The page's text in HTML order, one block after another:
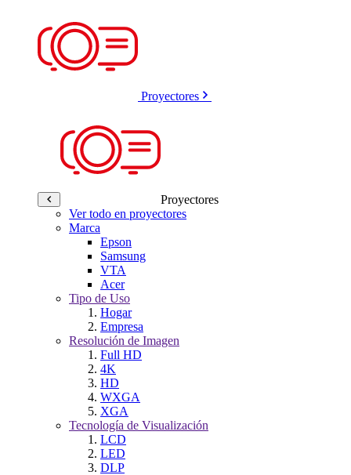
Proyectores
Proyectores
Ver todo en proyectores
Marca
Epson
Samsung
VTA
Acer
Tipo de Uso
Hogar
Empresa
Resolución de Imagen
Full HD
4K
HD
WXGA
XGA
Tecnología de Visualización
LCD
LED
DLP